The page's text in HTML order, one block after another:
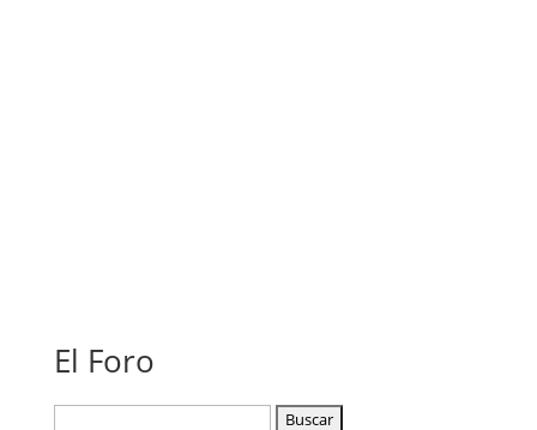
El Foro